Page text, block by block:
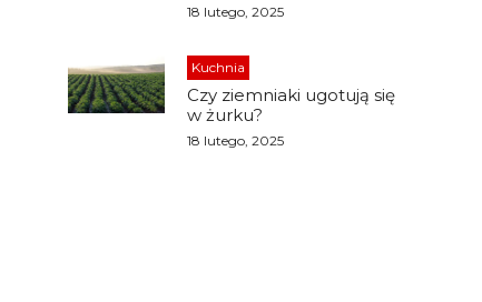
18 lutego, 2025
Kuchnia
Czy ziemniaki ugotują się
w żurku?
18 lutego, 2025